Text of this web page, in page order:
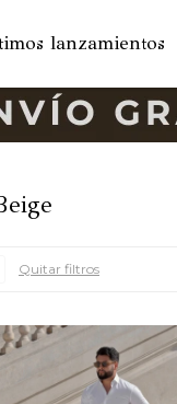
lanzamientos
Quitar filtros